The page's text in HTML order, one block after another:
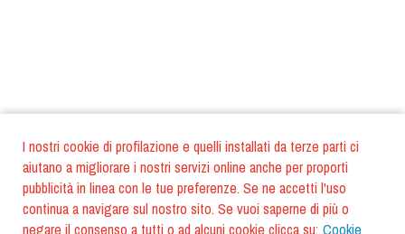
I nostri cookie di profilazione e quelli installati da terze parti ci
aiutano a migliorare i nostri servizi online anche per proporti
pubblicità in linea con le tue preferenze. Se ne accetti l'uso
continua a navigare sul nostro sito. Se vuoi saperne di più o
negare il consenso a tutti o ad alcuni cookie clicca su: Cookie